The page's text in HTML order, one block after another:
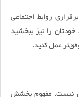
روابط اجتماعی
را نیز ببخشید
عمل کنید.
نیست. مفهوم بخشش